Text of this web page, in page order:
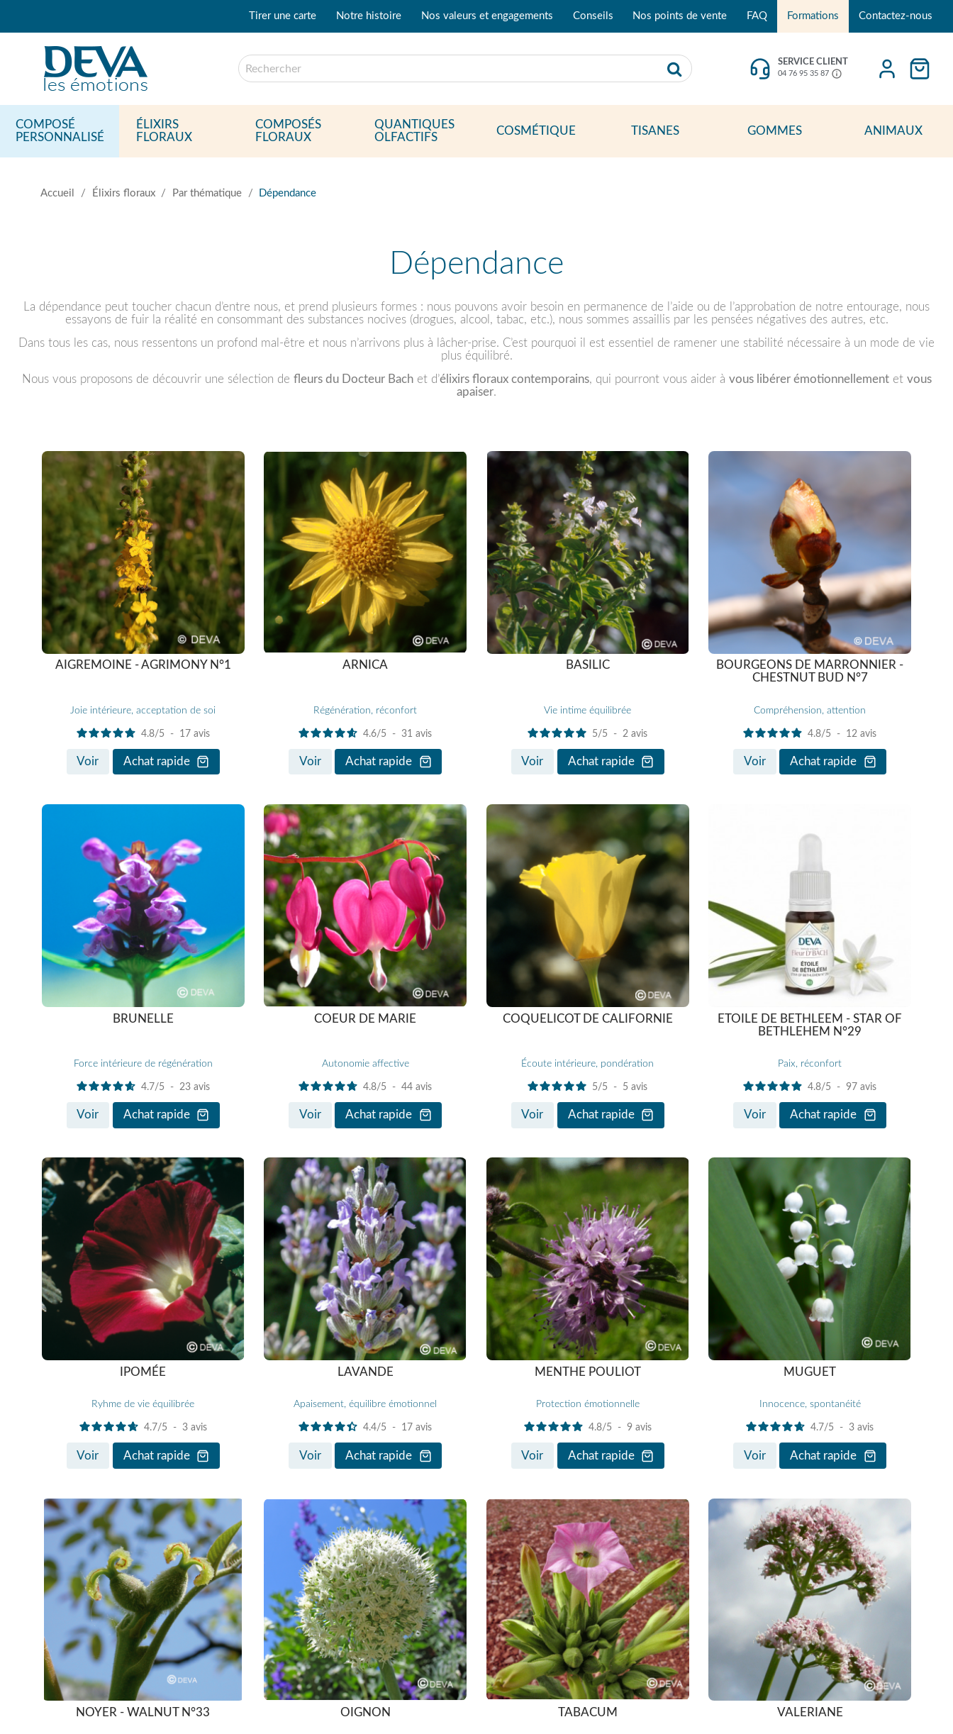
Contactez-nous
Formations
FAQ
Nos points de vente
Conseils
Nos valeurs et engagements
Notre histoire
Tirer une carte
SERVICE CLIENT
04 76 95 35 87
COMPOSÉ
PERSONNALISÉ
ÉLIXIRS
FLORAUX
COMPOSÉS
FLORAUX
QUANTIQUES
OLFACTIFS
COSMÉTIQUE TISANES GOMMES ANIMAUX
Accueil Élixirs floraux Par thématique Dépendance
Dépendance
La dépendance peut toucher chacun d’entre nous, et prend plusieurs formes : nous pouvons avoir besoin en permanence de l’aide ou de l’approbation de notre entourage, nous
essayons de fuir la réalité en consommant des substances nocives (drogues, alcool, tabac, etc.), nous sommes assaillis par les pensées négatives des autres, etc.
Dans tous les cas, nous ressentons un profond mal-être et nous n’arrivons plus à lâcher-prise. C’est pourquoi il est essentiel de ramener une stabilité nécessaire à un mode de vie
plus équilibré.
Nous vous proposons de découvrir une sélection de fleurs du Docteur Bachet d’élixirs floraux contemporains, qui pourront vous aider à vous libérer émotionnellementet vous
apaiser.
AIGREMOINE - AGRIMONY N°1
Joie intérieure, acceptation de soi
4.8/5 - 17 avis
Voir Achat rapide
ARNICA
Régénération, réconfort
4.6/5 - 31avis
Voir Achat rapide
BASILIC
Vie intime équilibrée
5/5 - 2avis
Voir Achat rapide
BOURGEONS DE MARRONNIER -
CHESTNUT BUD N°7
Compréhension, attention
4.8/5 - 12avis
Voir Achat rapide
BRUNELLE
Force intérieure de régénération
4.7/5 - 23 avis
Voir Achat rapide
COEUR DE MARIE
Autonomie affective
4.8/5 - 44avis
Voir Achat rapide
COQUELICOT DE CALIFORNIE
Écoute intérieure, pondération
5/5 - 5avis
Voir Achat rapide
ETOILE DE BETHLEEM - STAR OF
BETHLEHEM N°29
Paix, réconfort
4.8/5 - 97avis
Voir Achat rapide
IPOMÉE
Ryhme de vie équilibrée
4.7/5 - 3 avis
Voir Achat rapide
LAVANDE
Apaisement, équilibre émotionnel
4.4/5 - 17avis
Voir Achat rapide
MENTHE POULIOT
Protection émotionnelle
4.8/5 - 9 avis
Voir Achat rapide
MUGUET
Innocence, spontanéité
4.7/5 - 3avis
Voir Achat rapide
NOYER - WALNUT N°33 OIGNON TABACUM VALERIANE